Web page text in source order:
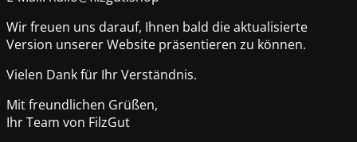
Wir freuen uns darauf, Ihnen bald die aktualisierte
Version unserer Website präsentieren zu können.
Vielen Dank für Ihr Verständnis.
Mit freundlichen Grüßen,
Ihr Team von FilzGut